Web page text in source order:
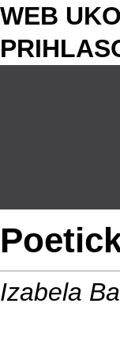
WEB
Izabela